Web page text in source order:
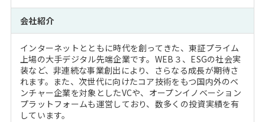
会社紹介
インターネットとともに時代を創ってきた、東証プライム
上場の大手デジタル先端企業です。WEB３、ESGの社会実
装など、非連続な事業創出により、さらなる成長が期待さ
れます。また、次世代に向けたコア技術をもつ国内外のベ
ンチャー企業を対象としたVCや、オープンイノベーション
プラットフォームも運営しており、数多くの投資実績を有
しています。